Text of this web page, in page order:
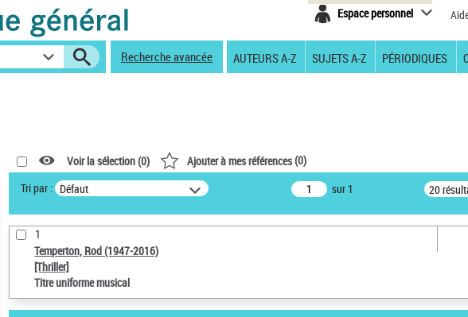
Espace personnel
Recherche avancée AUTEURS A-Z SUJETS A-Z PÉRIODIQUES
Voir la sélection (0) Ajouter à mes références(0)
Tri par : Défaut sur 1 20
1
Temperton, Rod (1947-2016)
[Thriller]
Titre uniforme musical